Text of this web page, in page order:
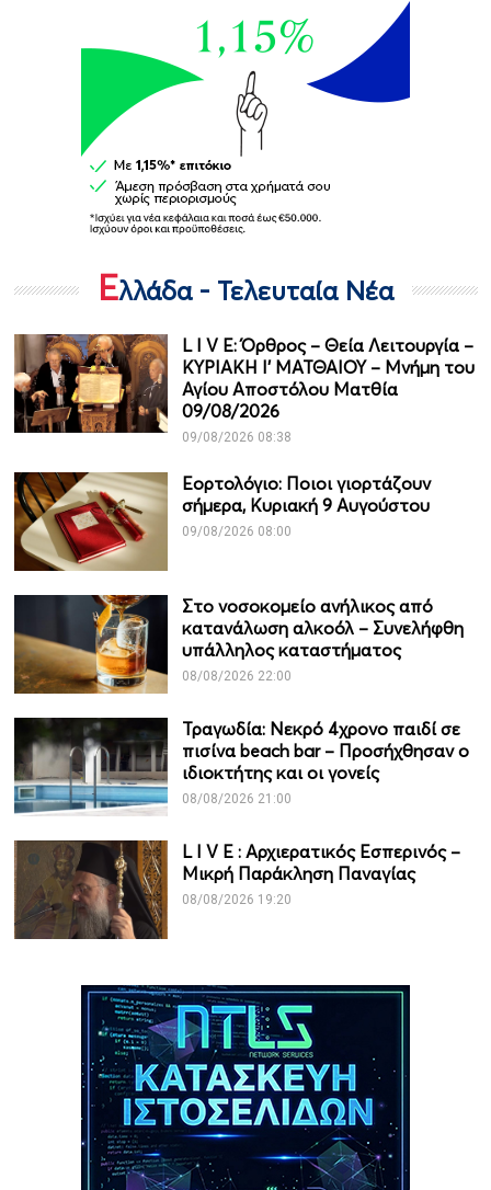
Ελλάδα - Τελευταία Νέα
L I V E: Όρθρος – Θεία Λειτουργία –
ΚΥΡΙΑΚΗ Ι' ΜΑΤΘΑΙΟΥ – Μνήμη του
Αγίου Αποστόλου Ματθία
09/08/2026
09/08/2026 08:38
Εορτολόγιο: Ποιοι γιορτάζουν
σήμερα, Κυριακή 9 Αυγούστου
09/08/2026 08:00
Στο νοσοκομείο ανήλικος από
κατανάλωση αλκοόλ – Συνελήφθη
υπάλληλος καταστήματος
08/08/2026 22:00
Τραγωδία: Νεκρό 4χρονο παιδί σε
πισίνα beach bar – Προσήχθησαν ο
ιδιοκτήτης και οι γονείς
08/08/2026 21:00
L I V Ε : Αρχιερατικός Εσπερινός –
Μικρή Παράκληση Παναγίας
08/08/2026 19:20